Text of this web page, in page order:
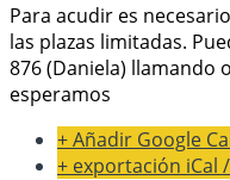
Para acudir es
las plazas limitadas.
876 (Daniela) llamando
esperamos
+ Añadir Google
+ exportación iCal